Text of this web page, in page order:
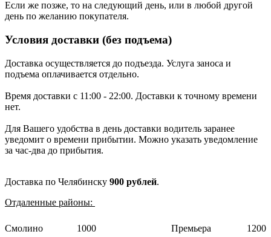
Если же позже, то на следующий день, или в любой другой
день по желанию покупателя.
Условия доставки (без подъема)
Доставка осуществляется до подъезда. Услуга заноса и
подъема оплачивается отдельно.
Время доставки с 11:00 - 22:00. Доставки к точному времени
нет.
Для Вашего удобства в день доставки водитель заранее
уведомит о времени прибытии. Можно указать уведомление
за час-два до прибытия.
Доставка по Челябинску 900 рублей.
Отдаленные районы:
Смолино 1000 Премьера
1200